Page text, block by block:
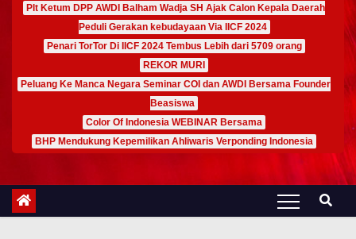
Plt Ketum DPP AWDI Balham Wadja SH Ajak Calon Kepala Daerah
Peduli Gerakan kebudayaan Via IICF 2024
Penari TorTor Di IICF 2024 Tembus Lebih dari 5709 orang
REKOR MURI
Peluang Ke Manca Negara Seminar COI dan AWDI Bersama Founder
Beasiswa
Color Of Indonesia WEBINAR Bersama
BHP Mendukung Kepemilikan Ahliwaris Verponding Indonesia